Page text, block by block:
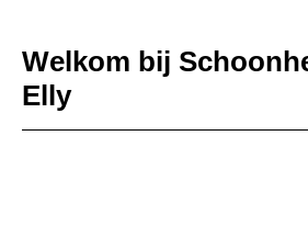
Welkom bij
Elly